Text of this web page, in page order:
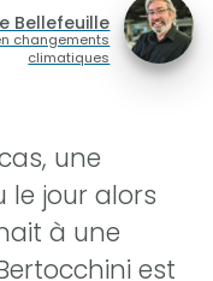
Bellefeuille
changements
climatiques
une
le jour alors
à une
est